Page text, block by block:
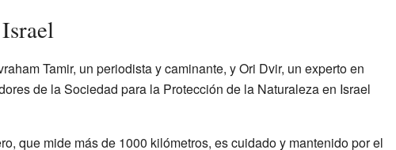
Tamir, un periodista y caminante, y Ori Dvir, un experto en
de la Sociedad para la Protección de la Naturaleza en Israel
que mide más de 1000 kilómetros, es cuidado y mantenido por el